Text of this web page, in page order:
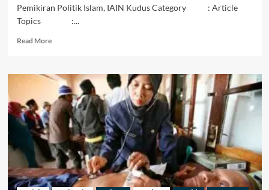
Pemikiran Politik Islam, IAIN Kudus Category : Article
Topics :...
Read MoreRead
Dinamika
Klaim
Malaysia
atas
Kebudayaan
Indonesia:
Hakikat
Keserumpunan
Nusantara
atau
Ambisi